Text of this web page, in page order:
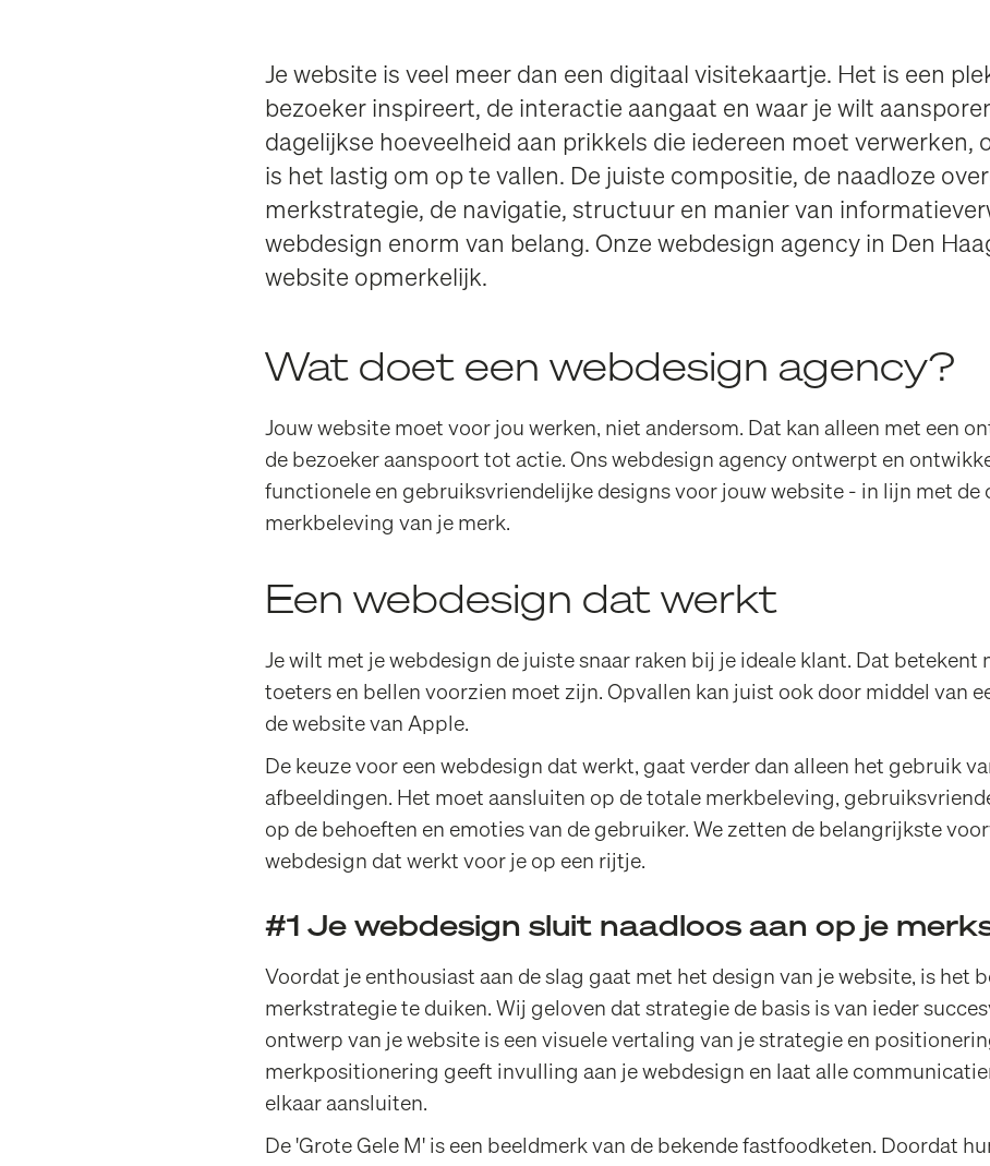
Je website is veel meer dan een digitaal visitekaartje. Het is een
bezoeker inspireert, de interactie aangaat en waar je wilt
dagelijkse hoeveelheid aan prikkels die iedereen moet verwerken,
is het lastig om op te vallen. De juiste compositie, de naadloze
merkstrategie, de navigatie, structuur en manier van
webdesign enorm van belang. Onze webdesign agency in Den
website opmerkelijk.
Wat doet een webdesign agency?
Jouw website moet voor jou werken, niet andersom. Dat kan alleen met een
de bezoeker aanspoort tot actie. Ons webdesign agency ontwerpt en
functionele en gebruiksvriendelijke designs voor jouw website - in lijn met de
merkbeleving van je merk.
Een webdesign dat werkt
Je wilt met je webdesign de juiste snaar raken bij je ideale klant. Dat betekent
toeters en bellen voorzien moet zijn. Opvallen kan juist ook door middel van
de website van Apple.
De keuze voor een webdesign dat werkt, gaat verder dan alleen het gebruik
afbeeldingen. Het moet aansluiten op de totale merkbeleving,
op de behoeften en emoties van de gebruiker. We zetten de belangrijkste
webdesign dat werkt voor je op een rijtje.
#1 Je webdesign sluit naadloos aan op je
Voordat je enthousiast aan de slag gaat met het design van je website, is het
merkstrategie te duiken. Wij geloven dat strategie de basis is van ieder
ontwerp van je website is een visuele vertaling van je strategie en
merkpositionering geeft invulling aan je webdesign en laat alle
elkaar aansluiten.
De 'Grote Gele M' is een beeldmerk van de bekende fastfoodketen. Doordat